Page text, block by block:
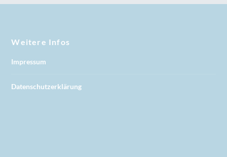
Weitere Infos
Impressum
Datenschutzerklärung